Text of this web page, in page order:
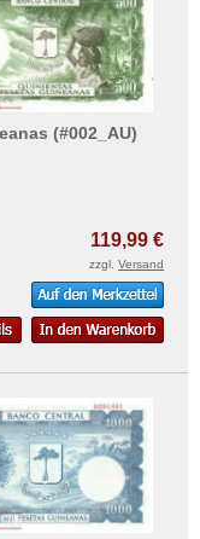
(#002_AU)
119,99 €
zzgl. Versand